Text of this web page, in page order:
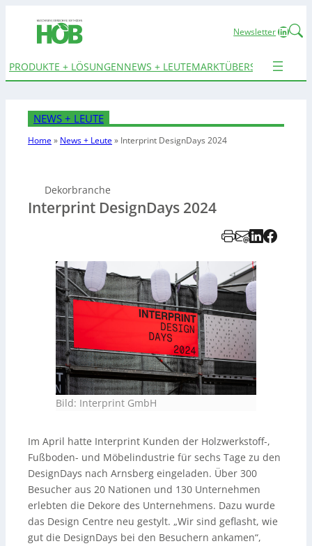
Newsletter
PRODUKTE + LÖSUNGENNEWS + LEUTEMARKTÜBERSICHTEN
NEWS + LEUTE
Home» News + Leute» Interprint DesignDays 2024
Dekorbranche
Interprint DesignDays 2024
Bild: Interprint GmbH
Im April hatte Interprint Kunden der Holzwerkstoff-,
Fußboden- und Möbelindustrie für sechs Tage zu den
DesignDays nach Arnsberg eingeladen. Über 300
Besucher aus 20 Nationen und 130 Unternehmen
erlebten die Dekore des Unternehmens. Dazu wurde
das Design Centre neu gestylt. „Wir sind geflasht, wie
gut die DesignDays bei den Besuchern ankamen“,